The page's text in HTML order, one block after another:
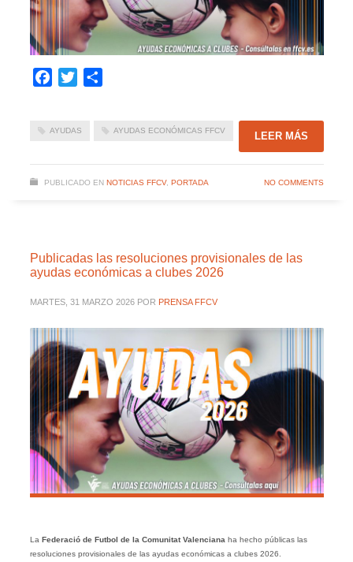
Facebook
Twitter
AYUDAS AYUDAS ECONÓMICAS FFCV LEER MÁS
PUBLICADO EN NOTICIAS FFCV, PORTADA NO COMMENTS
Publicadas las resoluciones provisionales de las
ayudas económicas a clubes 2026
MARTES, 31 MARZO 2026 POR PRENSA FFCV
La Federació de Futbol de la Comunitat Valenciana ha hecho públicas las
resoluciones provisionales de las ayudas económicas a clubes 2026.